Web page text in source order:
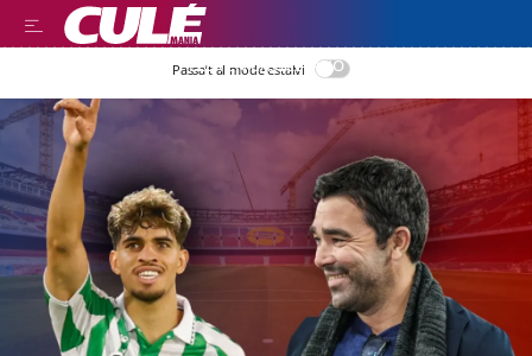
LEER EN CASTELLANO
Passa’t al mode estalvi